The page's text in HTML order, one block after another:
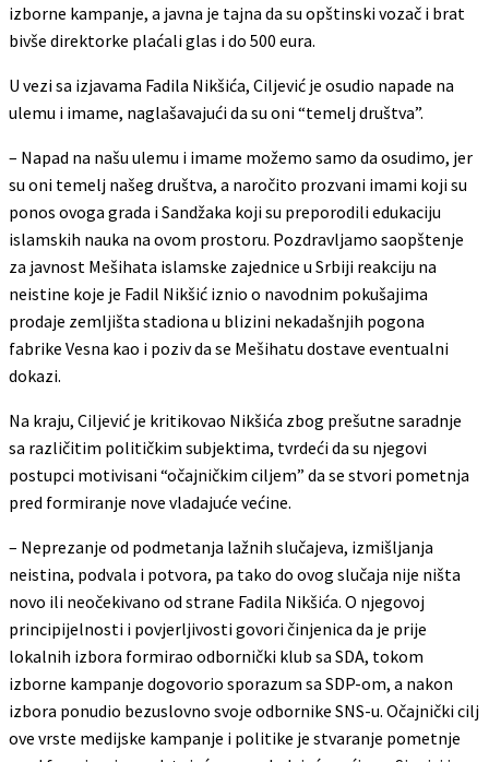
izborne kampanje, a javna je tajna da su opštinski vozač i brat
bivše direktorke plaćali glas i do 500 eura.
U vezi sa izjavama Fadila Nikšića, Ciljević je osudio napade na
ulemu i imame, naglašavajući da su oni “temelj društva”.
– Napad na našu ulemu i imame možemo samo da osudimo, jer
su oni temelj našeg društva, a naročito prozvani imami koji su
ponos ovoga grada i Sandžaka koji su preporodili edukaciju
islamskih nauka na ovom prostoru. Pozdravljamo saopštenje
za javnost Mešihata islamske zajednice u Srbiji reakciju na
neistine koje je Fadil Nikšić iznio o navodnim pokušajima
prodaje zemljišta stadiona u blizini nekadašnjih pogona
fabrike Vesna kao i poziv da se Mešihatu dostave eventualni
dokazi.
Na kraju, Ciljević je kritikovao Nikšića zbog prešutne saradnje
sa različitim političkim subjektima, tvrdeći da su njegovi
postupci motivisani “očajničkim ciljem” da se stvori pometnja
pred formiranje nove vladajuće većine.
– Neprezanje od podmetanja lažnih slučajeva, izmišljanja
neistina, podvala i potvora, pa tako do ovog slučaja nije ništa
novo ili neočekivano od strane Fadila Nikšića. O njegovoj
principijelnosti i povjerljivosti govori činjenica da je prije
lokalnih izbora formirao odbornički klub sa SDA, tokom
izborne kampanje dogovorio sporazum sa SDP-om, a nakon
izbora ponudio bezuslovno svoje odbornike SNS-u. Očajnički cilj
ove vrste medijske kampanje i politike je stvaranje pometnje